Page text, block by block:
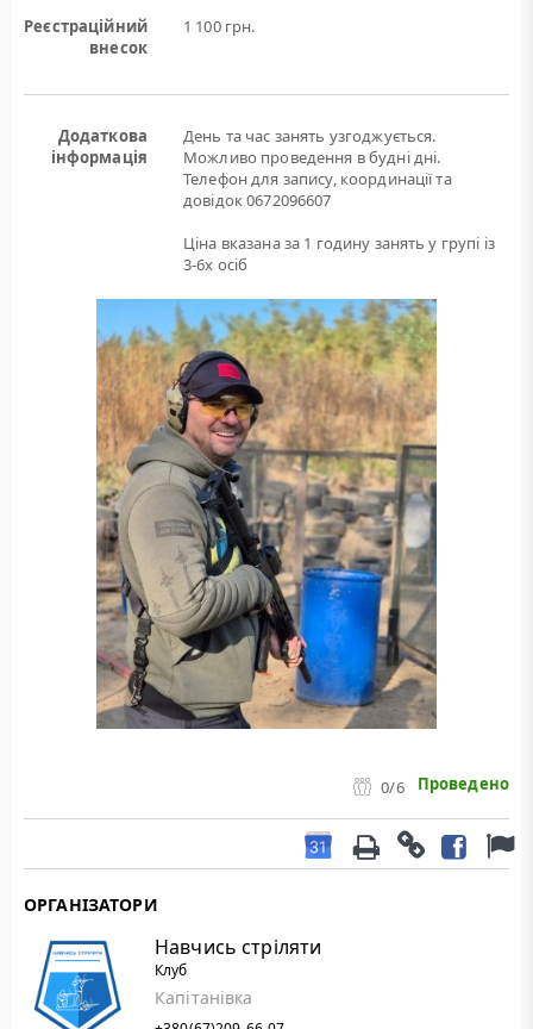
Реєстраційний
внесок
1 100 грн.
Додаткова
інформація
День та час занять узгоджується.
Можливо проведення в будні дні.
Телефон для запису, координації та
довідок 0672096607
Ціна вказана за 1 годину занять у групі із
3-6х осіб
0/6 Проведено
ОРГАНІЗАТОРИ
Навчись стріляти
Клуб
Капітанівка